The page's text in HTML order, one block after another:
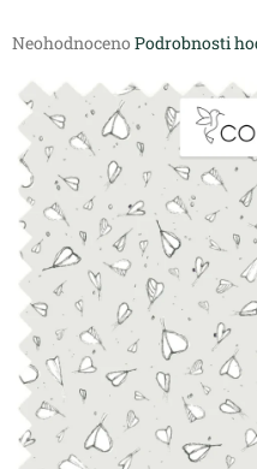
Průměrné
produktu
je
0,0
z
hvězdiček.
Neohodnoceno Podrobnosti